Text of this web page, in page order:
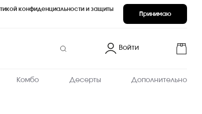
Принимаю
конфиденциальности и защиты
Войти
Комбо Десерты Дополнительно